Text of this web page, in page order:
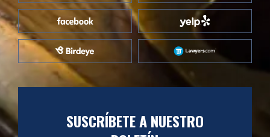
SUSCRÍBETE A NUESTRO